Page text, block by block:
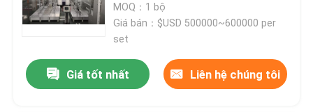
MOQ：1 bộ
Giá bán：$USD 500000~600000 per
set
Giá tốt nhất Liên hệ chúng tôi